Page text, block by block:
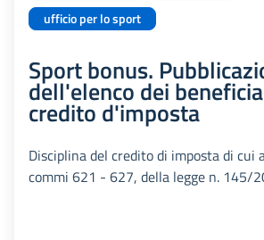
ufficio per lo sport
Sport bonus.
dell'elenco dei
credito d'imposta
Disciplina del credito di imposta di cui
commi 621 - 627, della legge n. 145/